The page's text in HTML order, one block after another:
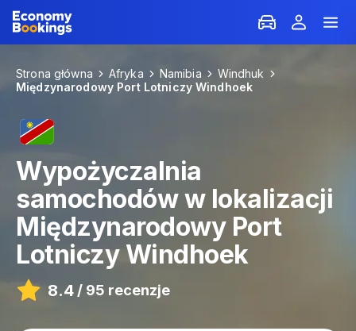
Strona główna Afryka Namibia
Windhuk
Międzynarodowy Port Lotniczy Windhoek
Wypożyczalnia
samochodów w lokalizacji
Międzynarodowy Port
Lotniczy Windhoek
8.4 / 95 recenzje